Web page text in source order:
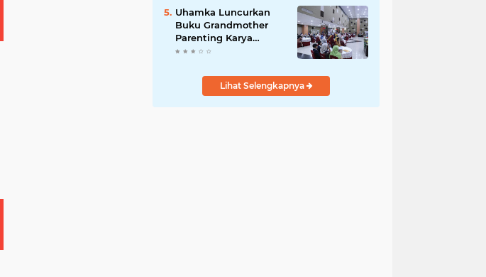
Uhamka Luncurkan
Buku Grandmother
Parenting Karya
Chandrawaty
Lihat Selengkapnya